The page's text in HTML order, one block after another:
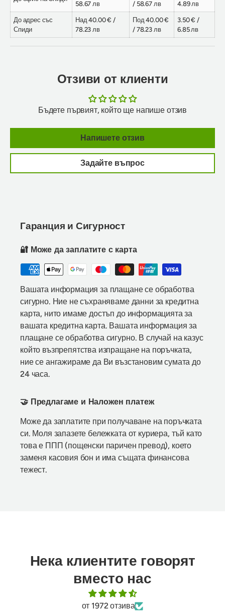
58.67 лв / 58.67 лв 4.89 лв
До адрес със
Спиди
Над 40.00 € /
78.23 лв
Под 40.00 €
/ 78.23 лв
3.50 € /
6.85 лв
Отзиви от клиенти
Бъдете първият, който ще напише отзив
Напишете отзив
Задайте въпрос
Гаранция и Сигурност
🔐 Може да заплатите с карта
Вашата информация за плащане се обработва
сигурно. Ние не съхраняваме данни за кредитна
карта, нито имаме достъп до информацията за
вашата кредитна карта. Вашата информация за
плащане се обработва сигурно. В случай на казус
който възпрепятства изпращане на поръчката,
ние се ангажираме да Ви възстановим сумата до
24 часа.
🤝 Предлагаме и Наложен платеж
Може да заплатите при получаване на поръчката
си. Моля запазете бележката от куриера, тъй като
това е ППП (пощенски паричен превод), което
заменя касовия бон и има същата финансова
тежест.
Нека клиентите говорят
вместо нас
от 1972 отзива